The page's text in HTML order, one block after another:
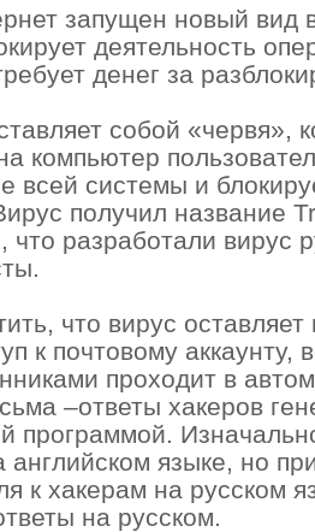
запущен новый вид
деятельность
денег за
собой «червя»,
компьютер
всей системы и
получил название
что разработали вирус
что вирус
к почтовому аккаунту,
проходит в
–ответы хакеров
программой.
английском языке, но
к хакерам на русском
на русском.